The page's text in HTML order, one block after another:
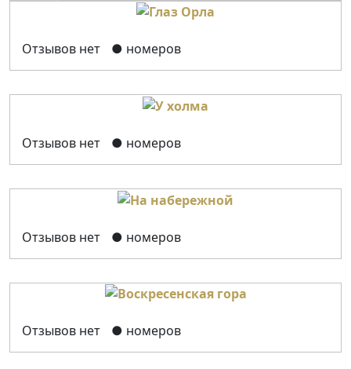
Отзывов нет ● номеров
Отзывов нет ● номеров
Отзывов нет ● номеров
Отзывов нет ● номеров